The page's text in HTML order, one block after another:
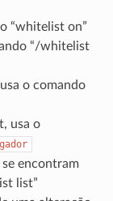
“whitelist on”
“/whitelist
o comando
usa o
encontram
list”